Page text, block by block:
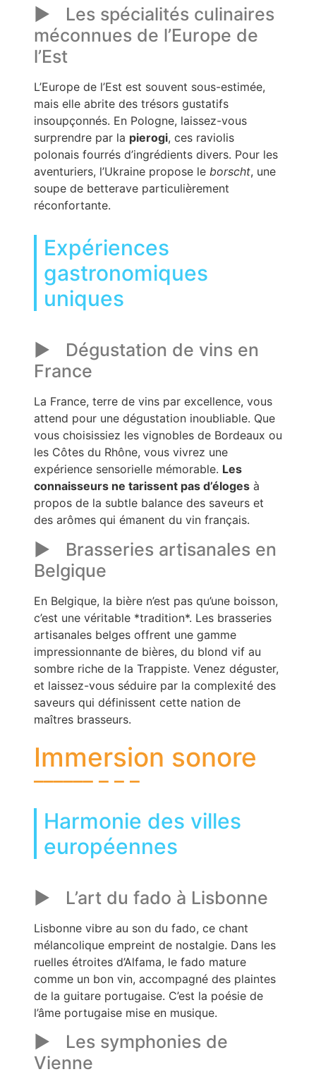
Les spécialités culinaires
méconnues de l’Europe de
l’Est
L’Europe de l’Est est souvent sous-estimée,
mais elle abrite des trésors gustatifs
insoupçonnés. En Pologne, laissez-vous
surprendre par la pierogi, ces raviolis
polonais fourrés d’ingrédients divers. Pour les
aventuriers, l’Ukraine propose le borscht, une
soupe de betterave particulièrement
réconfortante.
Expériences
gastronomiques
uniques
Dégustation de vins en
France
La France, terre de vins par excellence, vous
attend pour une dégustation inoubliable. Que
vous choisissiez les vignobles de Bordeaux ou
les Côtes du Rhône, vous vivrez une
expérience sensorielle mémorable. Les
connaisseurs ne tarissent pas d’éloges à
propos de la subtle balance des saveurs et
des arômes qui émanent du vin français.
Brasseries artisanales en
Belgique
En Belgique, la bière n’est pas qu’une boisson,
c’est une véritable *tradition*. Les brasseries
artisanales belges offrent une gamme
impressionnante de bières, du blond vif au
sombre riche de la Trappiste. Venez déguster,
et laissez-vous séduire par la complexité des
saveurs qui définissent cette nation de
maîtres brasseurs.
Immersion sonore
Harmonie des villes
européennes
L’art du fado à Lisbonne
Lisbonne vibre au son du fado, ce chant
mélancolique empreint de nostalgie. Dans les
ruelles étroites d’Alfama, le fado mature
comme un bon vin, accompagné des plaintes
de la guitare portugaise. C’est la poésie de
l’âme portugaise mise en musique.
Les symphonies de
Vienne